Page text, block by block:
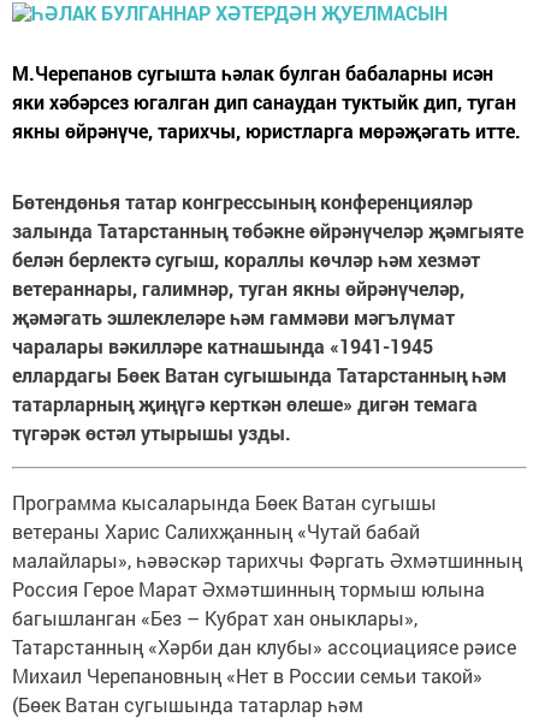
М.Черепанов сугышта һәлак булган бабаларны исән
яки хәбәрсез югалган дип санаудан туктыйк дип, туган
якны өйрәнүче, тарихчы, юристларга мөрәҗәгать итте.
Бөтендөнья татар конгрессының конференцияләр
залында Татарстанның төбәкне өйрәнүчеләр җәмгыяте
белән берлектә сугыш, кораллы көчләр һәм хезмәт
ветераннары, галимнәр, туган якны өйрәнүчеләр,
җәмәгать эшлек­леләре һәм гаммәви мәгълүмат
чаралары вәкилләре катнашында «1941-1945
еллардагы Бөек Ватан сугышында Татарстанның һәм
татарларның җиңүгә керткән өлеше» дигән темага
түгәрәк өстәл утырышы узды.
Программа кысаларында Бөек Ватан сугышы
ветераны Харис Салихҗанның «Чутай бабай
малайлары», һәвәскәр тарихчы Фәргать Әхмәтшинның
Россия Герое Марат Әхмәтшинның тормыш юлына
багышланган «Без – Кубрат хан оныклары»,
Татарстанның «Хәрби дан клубы» ассоциациясе рәисе
Михаил Черепановның «Нет в России семьи такой»
(Бөек Ватан сугышында татарлар һәм